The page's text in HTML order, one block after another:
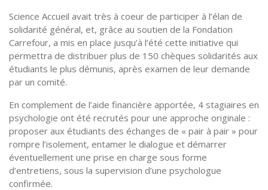
Science Accueil avait très à coeur de participer à l’élan de
solidarité général, et, grâce au soutien de la Fondation
Carrefour, a mis en place jusqu’à l’été cette initiative qui
permettra de distribuer plus de 150 chèques solidarités aux
étudiants le plus démunis, après examen de leur demande
par un comité.
En complement de l’aide financière apportée, 4 stagiaires en
psychologie ont été recrutés pour une approche originale :
proposer aux étudiants des échanges de « pair à pair » pour
rompre l’isolement, entamer le dialogue et démarrer
éventuellement une prise en charge sous forme
d’entretiens, sous la supervision d’une psychologue
confirmée.